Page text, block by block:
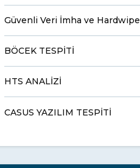
Güvenli Veri İmha ve Hardwipe
BÖCEK TESPİTİ
HTS ANALİZİ
CASUS YAZILIM TESPİTİ